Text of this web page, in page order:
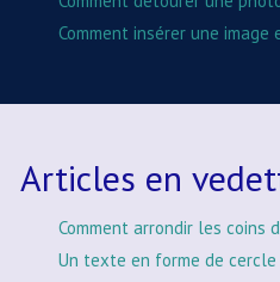
Comment insérer une image
Articles en
Comment arrondir les coins
Un texte en forme de cercle